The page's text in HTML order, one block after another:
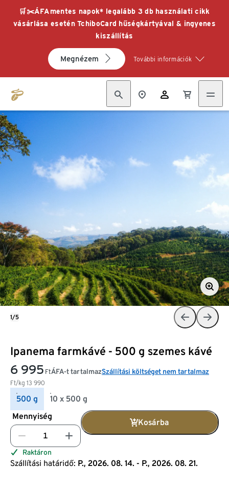
🛒✂️ÁFAmentes napok* legalább 3 db használati cikk
vásárlása esetén TchiboCard hűségkártyával & ingyenes
kiszállítás
Megnézem További információk
Ipanema farmkávé - 500 g szemes kávé
6 995 Ft
Ft/kg 13 990
ÁFA-t tartalmazSzállítási költséget nem tartalmaz
500 g
10 x 500 g
Mennyiség
Kosárba
Raktáron
Szállítási határidő: P., 2026. 08. 14. - P., 2026. 08. 21.
1/5